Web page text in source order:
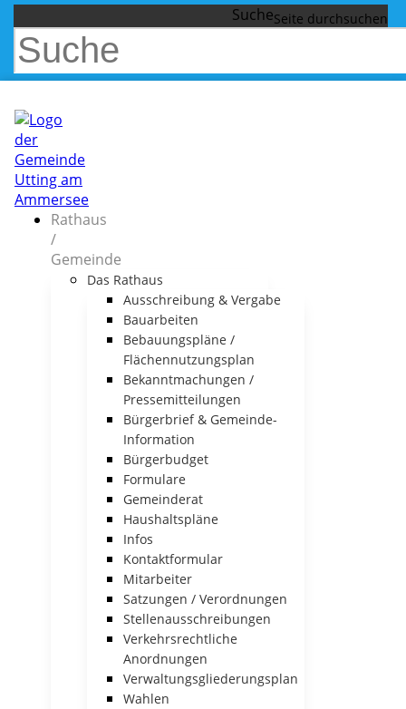
Suche
Rathaus
/
Gemeinde
Das Rathaus
Ausschreibung & Vergabe
Bauarbeiten
Bebauungspläne /
Flächennutzungsplan
Bekanntmachungen /
Pressemitteilungen
Bürgerbrief & Gemeinde-
Information
Bürgerbudget
Formulare
Gemeinderat
Haushaltspläne
Infos
Kontaktformular
Mitarbeiter
Satzungen / Verordnungen
Stellenausschreibungen
Verkehrsrechtliche
Anordnungen
Verwaltungsgliederungsplan
Wahlen